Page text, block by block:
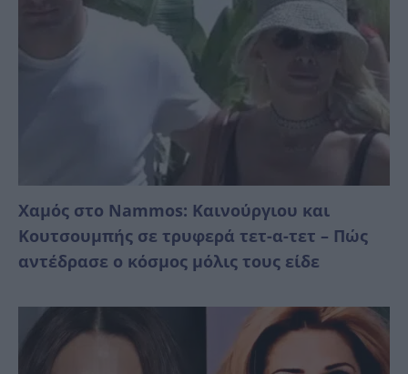
Χαμός στο Nammos: Καινούργιου και
Κουτσουμπής σε τρυφερά τετ-α-τετ – Πώς
αντέδρασε ο κόσμος μόλις τους είδε